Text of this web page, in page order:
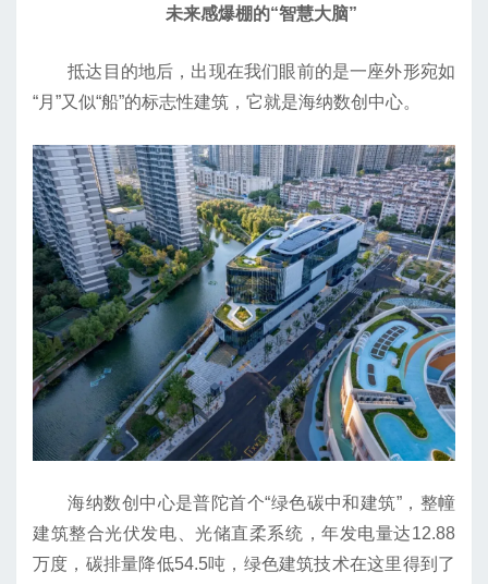
未来感爆棚的“智慧大脑”
抵达目的地后，出现在我们眼前的是一座外形宛如
“月”又似“船”的标志性建筑，它就是海纳数创中心。
海纳数创中心是普陀首个“绿色碳中和建筑”，整幢
建筑整合光伏发电、光储直柔系统，年发电量达12.88
万度，碳排量降低54.5吨，绿色建筑技术在这里得到了